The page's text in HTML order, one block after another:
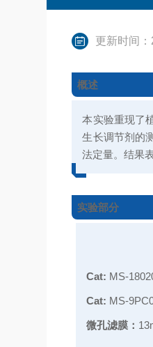
更新时间
概述
本实验重现了
生长调节剂的
法定量。结果
实验部分
Cat: MS-
Cat: MS-
微孔滤膜：